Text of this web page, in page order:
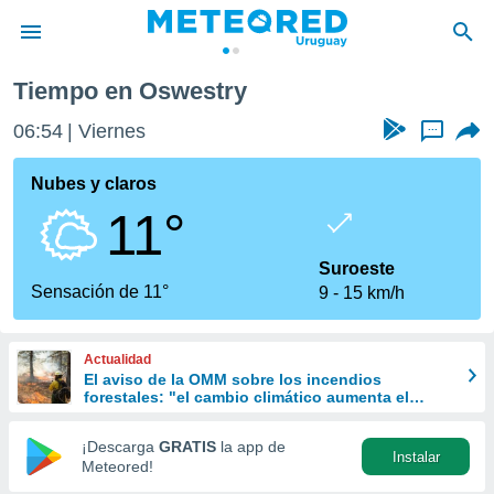
de
ha
calidad.
a este
las
y
forma
digital
basada
Tiempo en Oswestry
06:54 Viernes ...
Nubes y claros
11°
Sensación de 11°
Suroeste
9
15 km/h
Actualidad
El aviso de la OMM sobre los incendios
forestales: "el cambio climático aumenta el
¡Descarga GRATIS la app de
Meteored!
Instalar